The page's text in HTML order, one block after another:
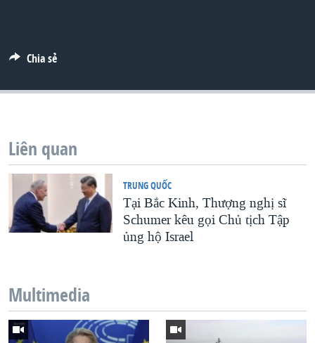
Chia sẻ
Liên quan
TRUNG QUỐC
Tại Bắc Kinh, Thượng nghị sĩ
Schumer kêu gọi Chủ tịch Tập
ủng hộ Israel
Multimedia